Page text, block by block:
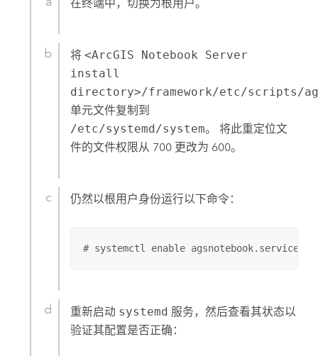
在终端中，切换为根用户。
将<ArcGIS Notebook Server
install
directory>/framework/etc/scripts/
单元文件复制到
/etc/systemd/system。 将此重定位文
件的文件权限从 700 更改为 600。
仍然以根用户身份运行以下命令：
# systemctl enable agsnotebook.service
重新启动 systemd 服务，然后查看其状态以
验证其配置是否正确：